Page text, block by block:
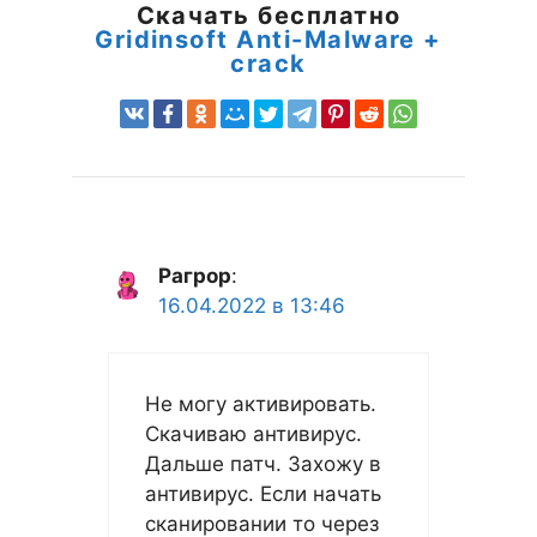
Скачать бесплатно
Gridinsoft Anti-Malware +
crack
Рагрор:
16.04.2022 в 13:46
Не могу активировать.
Скачиваю антивирус.
Дальше патч. Захожу в
антивирус. Если начать
сканировании то через